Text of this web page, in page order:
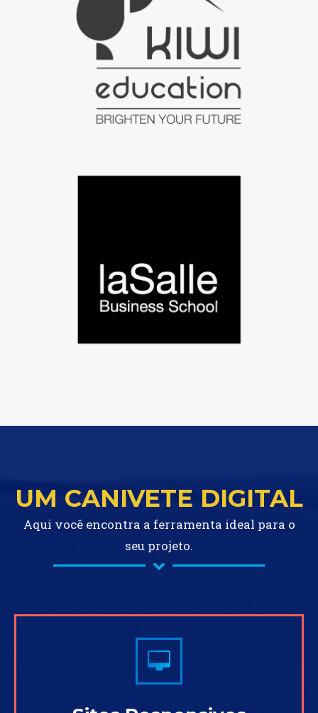
UM CANIVETE DIGITAL
Aqui você encontra a ferramenta ideal para o
seu projeto.